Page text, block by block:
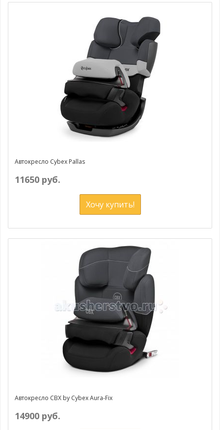
Автокресло Cybex Pallas
11650 руб.
Хочу купить!
Автокресло CBX by Cybex Aura-Fix
14900 руб.